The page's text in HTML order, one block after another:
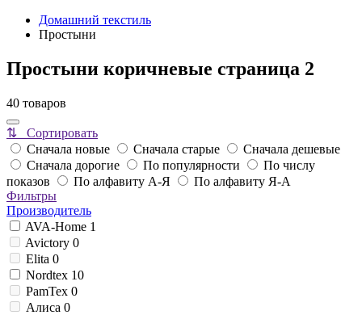
Домашний текстиль
Простыни
Простыни коричневые страница 2
40 товаров
⇅ Сортировать
Сначала новые
Сначала старые
Сначала дешевые
Сначала дорогие
По популярности
По числу
показов
По алфавиту А-Я
По алфавиту Я-А
Фильтры
Производитель
AVA-Home 1
Avictory 0
Elita 0
Nordtex 10
PamTex 0
Алиса 0